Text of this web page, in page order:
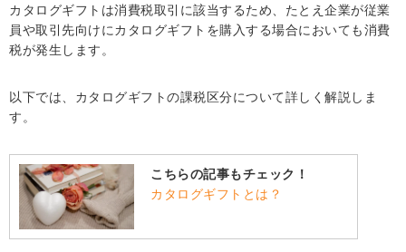
・カタログギフト 47CLUB 渓（たに）
・カタログギフト 日本のおいしい食べ物 茜
カタログギフトは消費税取引に該当するため、たとえ企業が従業
員や取引先向けにカタログギフトを購入する場合においても消費
税が発生します。
以下では、カタログギフトの課税区分について詳しく解説しま
す。
こちらの記事もチェック！
カタログギフトとは？